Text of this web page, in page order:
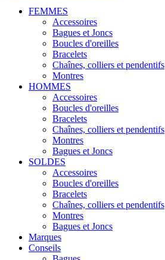
FEMMES
Accessoires
Bagues et Joncs
Boucles d'oreilles
Bracelets
Chaînes, colliers et pendentifs
Montres
HOMMES
Accessoires
Boucles d'oreilles
Bracelets
Chaînes, colliers et pendentifs
Montres
Bagues et Joncs
SOLDES
Accessoires
Boucles d'oreilles
Bracelets
Chaînes, colliers et pendentifs
Montres
Bagues et Joncs
Marques
Conseils